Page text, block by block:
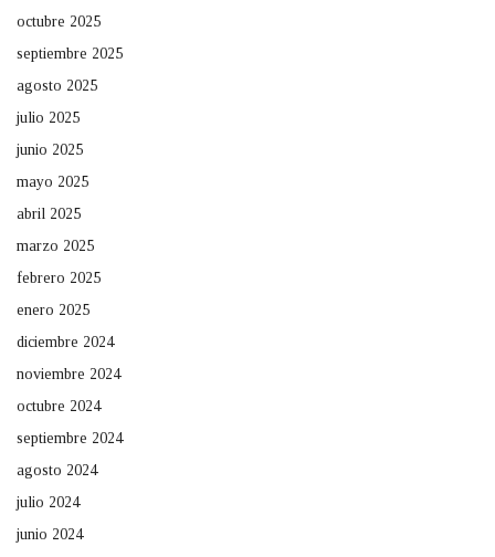
octubre 2025
septiembre 2025
agosto 2025
julio 2025
junio 2025
mayo 2025
abril 2025
marzo 2025
febrero 2025
enero 2025
diciembre 2024
noviembre 2024
octubre 2024
septiembre 2024
agosto 2024
julio 2024
junio 2024